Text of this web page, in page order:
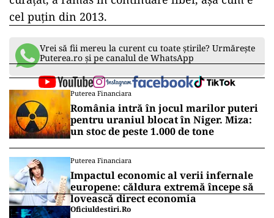
cel puțin din 2013.
Vrei să fii mereu la curent cu toate știrile? Urmărește
Puterea.ro și pe canalul de WhatsApp
Puterea Financiara
România intră în jocul marilor puteri
pentru uraniul blocat în Niger. Miza:
un stoc de peste 1.000 de tone
Puterea Financiara
Impactul economic al verii infernale
europene: căldura extremă începe să
lovească direct economia
Oficiuldestiri.ro